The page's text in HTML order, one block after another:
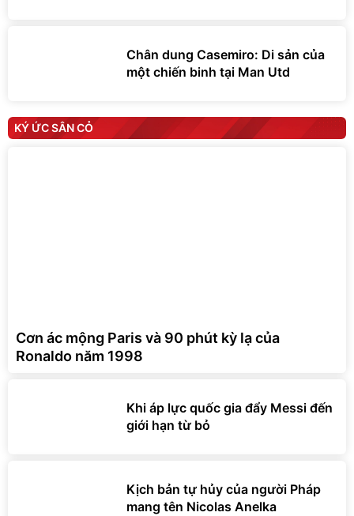
Chân dung Casemiro: Di sản của
một chiến binh tại Man Utd
KÝ ỨC SÂN CỎ
Cơn ác mộng Paris và 90 phút kỳ lạ của
Ronaldo năm 1998
Khi áp lực quốc gia đẩy Messi đến
giới hạn từ bỏ
Kịch bản tự hủy của người Pháp
mang tên Nicolas Anelka